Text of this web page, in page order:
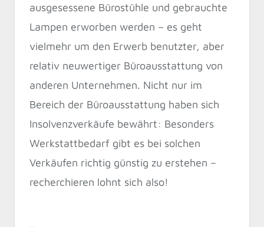
ausgesessene Bürostühle und gebrauchte
Lampen erworben werden – es geht
vielmehr um den Erwerb benutzter, aber
relativ neuwertiger Büroausstattung von
anderen Unternehmen. Nicht nur im
Bereich der Büroausstattung haben sich
Insolvenzverkäufe bewährt: Besonders
Werkstattbedarf gibt es bei solchen
Verkäufen richtig günstig zu erstehen –
recherchieren lohnt sich also!